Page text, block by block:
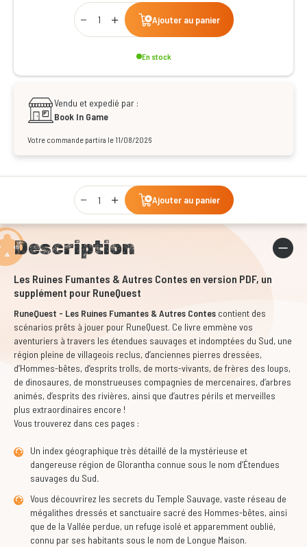
Qty
Ajouter au panier
En stock
Vendu et expedié par :
Book In Game
Votre commande partira le 11/08/2026
Qty
Ajouter au panier
Description
Les Ruines Fumantes & Autres Contes en version PDF, un
supplément pour RuneQuest
RuneQuest - Les Ruines Fumantes & Autres Contes contient des
scénarios prêts à jouer pour RuneQuest. Ce livre emmène vos
aventuriers à travers les étendues sauvages et indomptées du Sud, une
région pleine de villageois reclus, d’anciennes pierres dressées,
d’Hommes-bêtes, d’esprits trolls, de morts-vivants, de frères des loups,
de dinosaures, de monstrueuses compagnies de mercenaires, d’arbres
animés, d’esprits des rivières, ainsi que d’autres périls et merveilles
plus extraordinaires encore !
Vous trouverez dans ces pages :
Un index géographique très détaillé de la mystérieuse et
dangereuse région de Glorantha connue sous le nom d’Étendues
sauvages du Sud.
Vous découvrirez les secrets du Temple Sauvage, vaste réseau de
mégalithes dressés et sanctuaire sacré des Hommes-bêtes, ainsi
que de la Vallée perdue, un refuge isolé et apparemment oublié,
connu par ses habitants sous le nom de Longue Maison.